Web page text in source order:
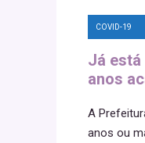
COVID-19
Já
anos
A
anos ou